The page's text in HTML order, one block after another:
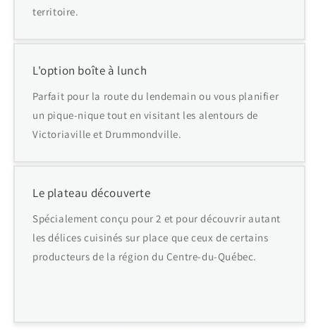
territoire.
L'option boîte à lunch
Parfait pour la route du lendemain ou vous planifier
un pique-nique tout en visitant les alentours de
Victoriaville et Drummondville.
Le plateau découverte
Spécialement conçu pour 2 et pour découvrir autant
les délices cuisinés sur place que ceux de certains
producteurs de la région du Centre-du-Québec.